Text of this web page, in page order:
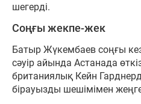
шегерді.
Соңғы жекпе-жек
Батыр Жүкембаев соңғы
сәуір айында Астанада
британиялық Кейн
бірауызды шешімімен